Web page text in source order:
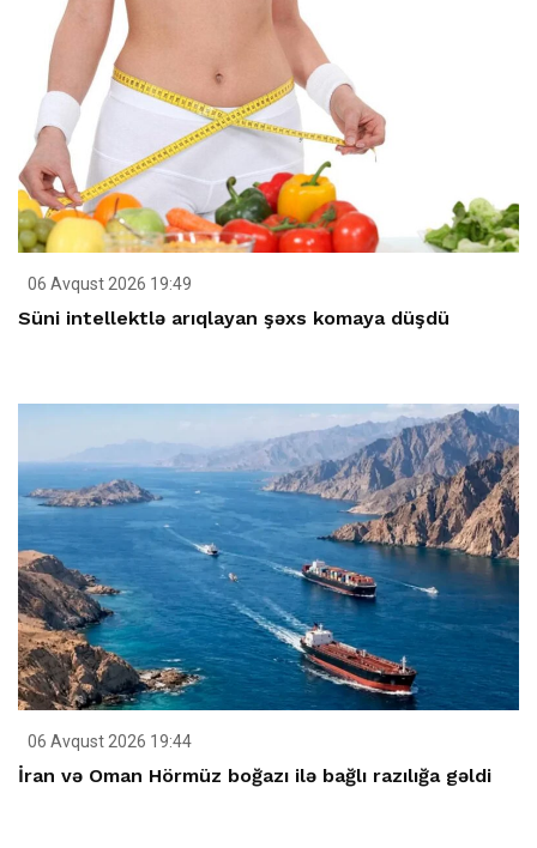
06 Avqust 2026 19:49
Süni intellektlə arıqlayan şəxs komaya düşdü
06 Avqust 2026 19:44
İran və Oman Hörmüz boğazı ilə bağlı razılığa gəldi